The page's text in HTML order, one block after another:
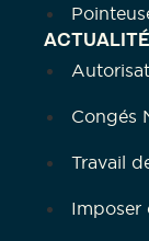
Congés
Travail
Imposer